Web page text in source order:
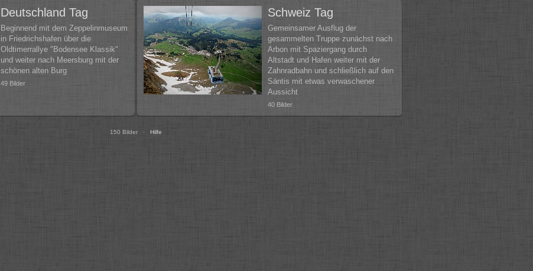
Deutschland Tag
Beginnend mit dem Zeppelinmuseum
in Friedrichshafen über die
Oldtimerrallye "Bodensee Klassik"
und weiter nach Meersburg mit der
schönen alten Burg
49 Bilder
Schweiz Tag
Gemeinsamer Ausflug der
gesammelten Truppe zunächst nach
Arbon mit Spaziergang durch
Altstadt und Hafen weiter mit der
Zahnradbahn und schließlich auf den
Säntis mit etwas verwaschener
Aussicht
40 Bilder
150 Bilder · Hilfe